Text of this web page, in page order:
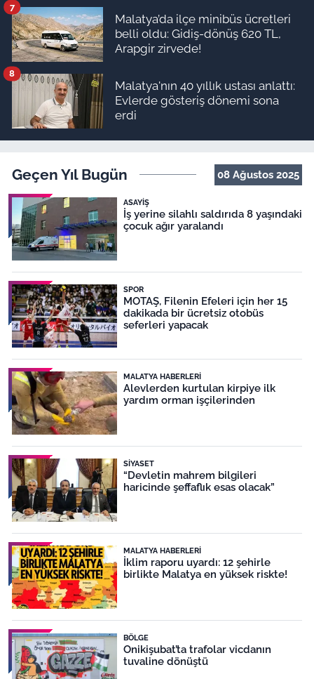
Malatya’da ilçe minibüs ücretleri
belli oldu: Gidiş-dönüş 620 TL,
Arapgir zirvede!
7
Malatya'nın 40 yıllık ustası anlattı:
Evlerde gösteriş dönemi sona
erdi
8
Geçen Yıl Bugün 08 Ağustos 2025
ASAYIŞ
İş yerine silahlı saldırıda 8 yaşındaki
çocuk ağır yaralandı
SPOR
MOTAŞ, Filenin Efeleri için her 15
dakikada bir ücretsiz otobüs
seferleri yapacak
MALATYA HABERLERI
Alevlerden kurtulan kirpiye ilk
yardım orman işçilerinden
SIYASET
“Devletin mahrem bilgileri
haricinde şeffaflık esas olacak”
MALATYA HABERLERI
İklim raporu uyardı: 12 şehirle
birlikte Malatya en yüksek riskte!
BÖLGE
Onikişubat’ta trafolar vicdanın
tuvaline dönüştü